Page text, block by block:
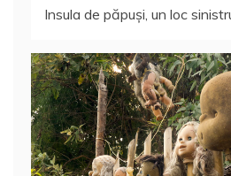
Insula de păpuşi, un loc